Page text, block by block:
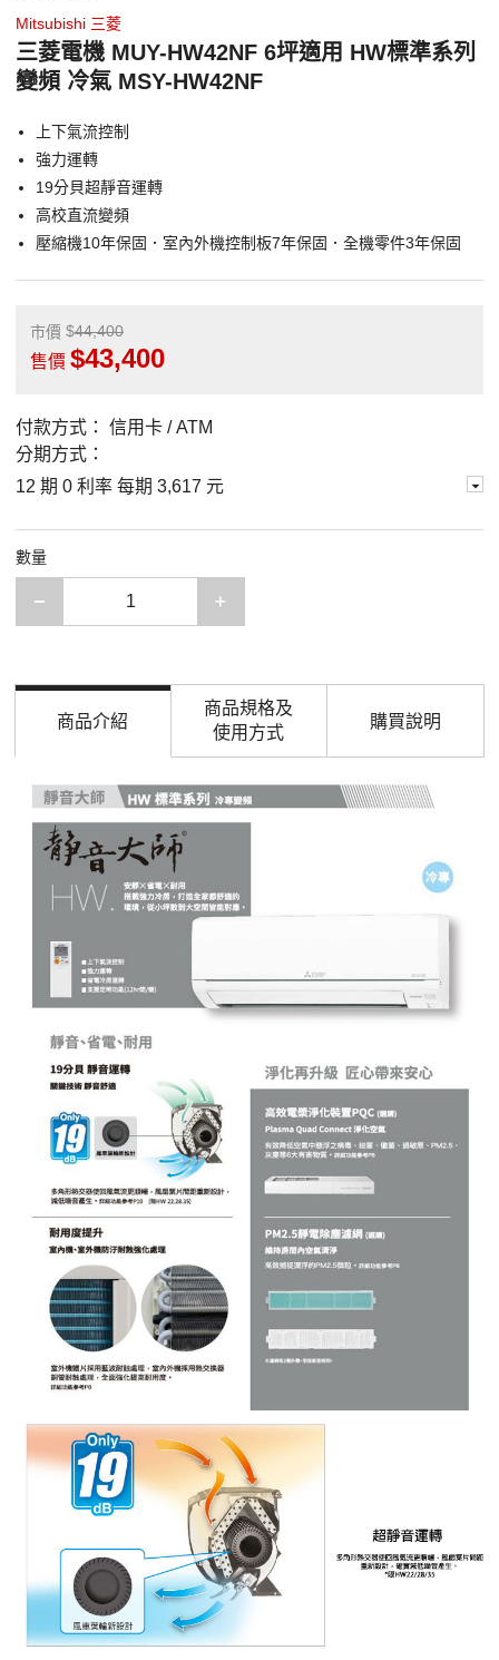
Mitsubishi 三菱
三菱電機 MUY-HW42NF 6坪適用 HW標準系列
變頻 冷氣 MSY-HW42NF
上下氣流控制
強力運轉
19分貝超靜音運轉
高校直流變頻
壓縮機10年保固．室內外機控制板7年保固．全機零件3年保固
市價 44,400
售價 43,400
付款方式：
信用卡 / ATM
分期方式：
12 期 0 利率 每期 3,617 元
數量
減少一項
商品介紹
商品規格及
使用方式
購買說明